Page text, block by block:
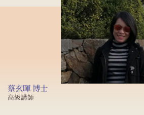
蔡玄暉 博士
高級講師